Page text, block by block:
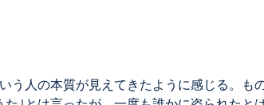
う人の本質が見えてきたように感じる。も